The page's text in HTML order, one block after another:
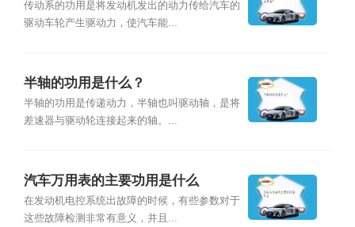
传动系的功用是将发动机发出的动力传给汽车的
驱动车轮产生驱动力，使汽车能...
半轴的功用是什么？
半轴的功用是传递动力，半轴也叫驱动轴，是将
差速器与驱动轮连接起来的轴。...
汽车万用表的主要功用是什么
在发动机电控系统出故障的时候，有些参数对于
这些故障检测非常有意义，并且...